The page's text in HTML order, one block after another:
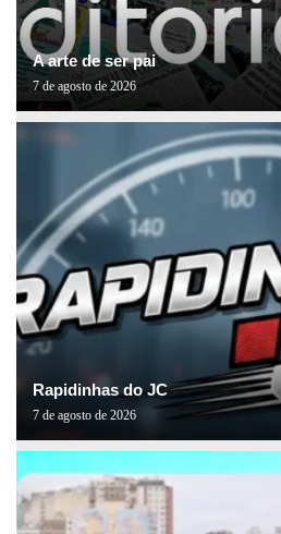
A arte de ser pai
7 de agosto de 2026
Rapidinhas do JC
7 de agosto de 2026